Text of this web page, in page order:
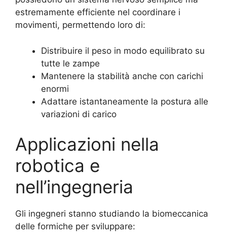
estremamente efficiente nel coordinare i
movimenti, permettendo loro di:
Distribuire il peso in modo equilibrato su
tutte le zampe
Mantenere la stabilità anche con carichi
enormi
Adattare istantaneamente la postura alle
variazioni di carico
Applicazioni nella
robotica e
nell’ingegneria
Gli ingegneri stanno studiando la biomeccanica
delle formiche per sviluppare: